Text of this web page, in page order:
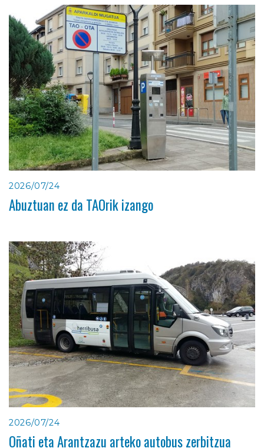
2026/07/24
Abuztuan ez da TAOrik izango
2026/07/24
Oñati eta Arantzazu arteko autobus zerbitzua